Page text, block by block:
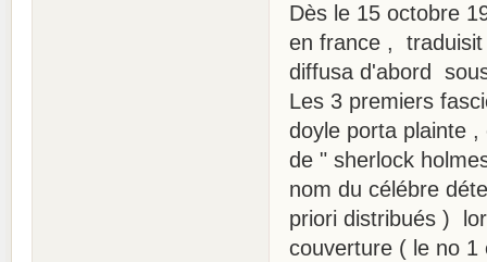
Dès le 15 octobre
en france ,
diffusa d'abord
Les 3 premiers
doyle porta plainte
de " sherlock
nom du célébre
priori distribués )
couverture ( le no 1